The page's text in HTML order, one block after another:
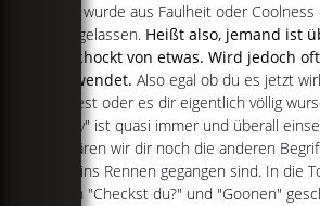
Hier wurde aus Faulheit oder
weggelassen. Heißt also, jemand ist
geschockt von etwas. Wird jedoch
verwendet. Also egal ob du es jetzt
findest oder es dir eigentlich völlig
crazy" ist quasi immer und überall
erklären wir dir noch die anderen
Jahr ins Rennen gegangen sind. In die
auch "Checkst du?" und "Goonen"